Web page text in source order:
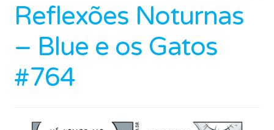
Reflexões Noturnas
– Blue e os Gatos
#764